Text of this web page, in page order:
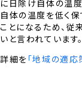
に日除け自体の温
自体の温度を低く保
ことになるため、
いと言われています。
詳細を 「地域の適応